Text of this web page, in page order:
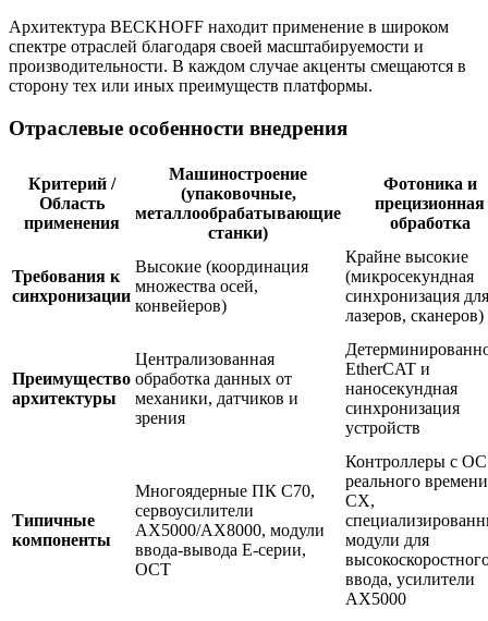
Архитектура BECKHOFF находит применение в широком
спектре отраслей благодаря своей масштабируемости и
производительности. В каждом случае акценты смещаются в
сторону тех или иных преимуществ платформы.
Отраслевые особенности внедрения
Критерий /
Область
применения
Машиностроение
(упаковочные,
металлообрабатывающие
станки)
Фотоника и
прецизионная
обработка
Требования к
синхронизации
Высокие (координация
множества осей,
конвейеров)
Крайне высокие
(микросекундная
синхронизация для
лазеров, сканеров)
Преимущество
архитектуры
Централизованная
обработка данных от
механики, датчиков и
зрения
EtherCAT и
наносекундная
синхронизация
устройств
Типичные
компоненты
Многоядерные ПК C70,
сервоусилители
AX5000/AX8000, модули
ввода-вывода E-серии,
OCT
Контроллеры с ОС
реального времени
CX,
модули для
ввода, усилители
AX5000